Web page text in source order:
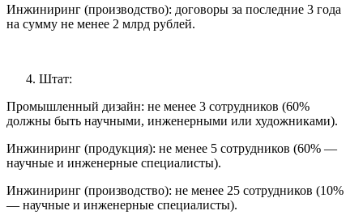
Инжиниринг (производство): договоры за последние 3 года
на сумму не менее 2 млрд рублей.
Штат:
Промышленный дизайн: не менее 3 сотрудников (60%
должны быть научными, инженерными или художниками).
Инжиниринг (продукция): не менее 5 сотрудников (60% —
научные и инженерные специалисты).
Инжиниринг (производство): не менее 25 сотрудников (10%
— научные и инженерные специалисты).